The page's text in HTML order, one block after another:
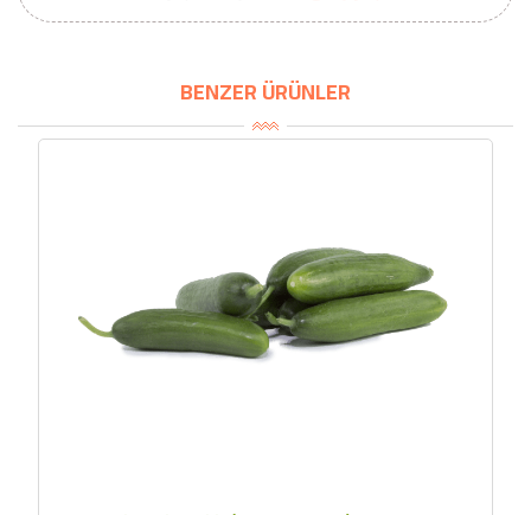
BENZER ÜRÜNLER